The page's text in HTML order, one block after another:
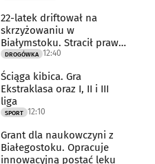
22-latek driftował na
skrzyżowaniu w
Białymstoku. Stracił prawo
jazdy
DROGÓWKA 12:40
Ściąga kibica. Gra
Ekstraklasa oraz I, II i III
liga
SPORT 12:10
Grant dla naukowczyni z
Białegostoku. Opracuje
innowacyjną postać leku